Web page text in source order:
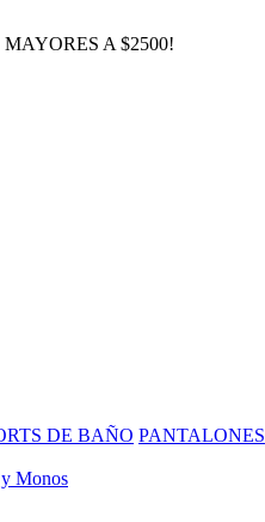
A $2500!
DE BAÑO PANTALONES
Monos